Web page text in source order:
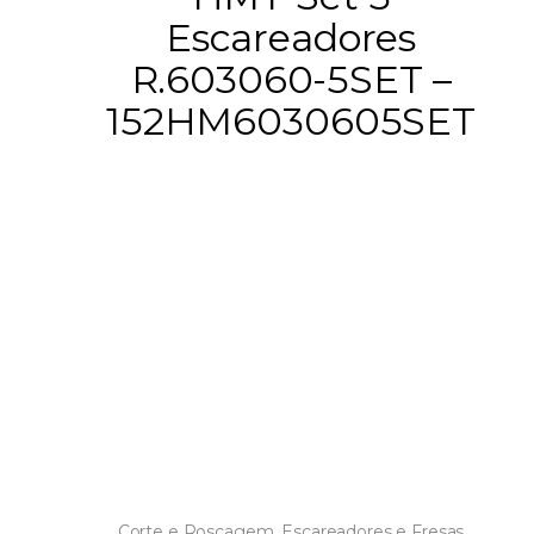
Escareadores
R.603060-5SET –
152HM6030605SET